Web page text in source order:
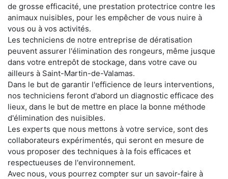
de grosse efficacité, une prestation protectrice contre les
animaux nuisibles, pour les empêcher de vous nuire à
vous ou à vos activités.
Les techniciens de notre entreprise de dératisation
peuvent assurer l'élimination des rongeurs, même jusque
dans votre entrepôt de stockage, dans votre cave ou
ailleurs à Saint-Martin-de-Valamas.
Dans le but de garantir l'efficience de leurs interventions,
nos techniciens feront d'abord un diagnostic efficace des
lieux, dans le but de mettre en place la bonne méthode
d'élimination des nuisibles.
Les experts que nous mettons à votre service, sont des
collaborateurs expérimentés, qui seront en mesure de
vous proposer des techniques à la fois efficaces et
respectueuses de l'environnement.
Avec nous, vous pourrez compter sur un savoir-faire à